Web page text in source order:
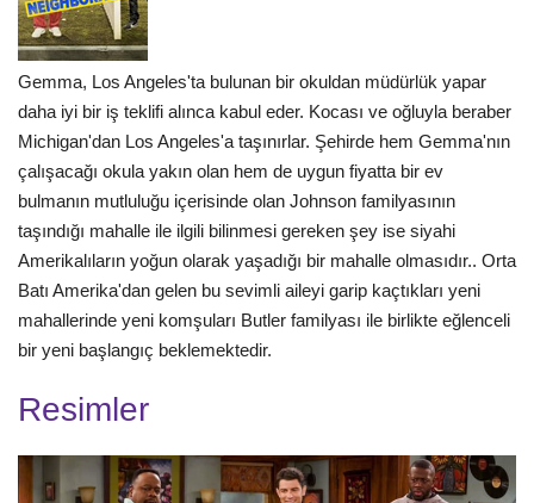
Gemma, Los Angeles'ta bulunan bir okuldan müdürlük yapar
daha iyi bir iş teklifi alınca kabul eder. Kocası ve oğluyla beraber
Michigan'dan Los Angeles'a taşınırlar. Şehirde hem Gemma'nın
çalışacağı okula yakın olan hem de uygun fiyatta bir ev
bulmanın mutluluğu içerisinde olan Johnson familyasının
taşındığı mahalle ile ilgili bilinmesi gereken şey ise siyahi
Amerikalıların yoğun olarak yaşadığı bir mahalle olmasıdır.. Orta
Batı Amerika'dan gelen bu sevimli aileyi garip kaçtıkları yeni
mahallerinde yeni komşuları Butler familyası ile birlikte eğlenceli
bir yeni başlangıç beklemektedir.
Resimler